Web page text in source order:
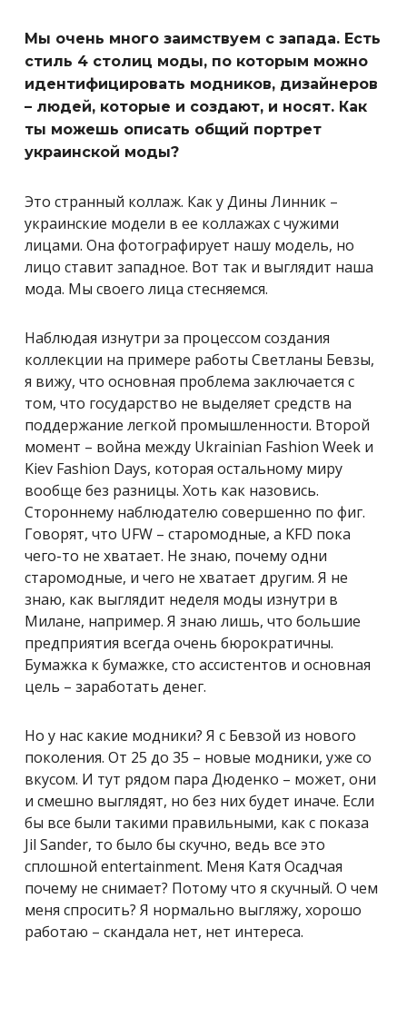
Мы очень много заимствуем с запада. Есть
стиль 4 столиц моды, по которым можно
идентифицировать модников, дизайнеров
– людей, которые и создают, и носят. Как
ты можешь описать общий портрет
украинской моды?
Это странный коллаж. Как у Дины Линник –
украинские модели в ее коллажах с чужими
лицами. Она фотографирует нашу модель, но
лицо ставит западное. Вот так и выглядит наша
мода. Мы своего лица стесняемся.
Наблюдая изнутри за процессом создания
коллекции на примере работы Светланы Бевзы,
я вижу, что основная проблема заключается с
том, что государство не выделяет средств на
поддержание легкой промышленности. Второй
момент – война между Ukrainian Fashion Week и
Kiev Fashion Days, которая остальному миру
вообще без разницы. Хоть как назовись.
Стороннему наблюдателю совершенно по фиг.
Говорят, что UFW – старомодные, а KFD пока
чего-то не хватает. Не знаю, почему одни
старомодные, и чего не хватает другим. Я не
знаю, как выглядит неделя моды изнутри в
Милане, например. Я знаю лишь, что большие
предприятия всегда очень бюрократичны.
Бумажка к бумажке, сто ассистентов и основная
цель – заработать денег.
Но у нас какие модники? Я с Бевзой из нового
поколения. От 25 до 35 – новые модники, уже со
вкусом. И тут рядом пара Дюденко – может, они
и смешно выглядят, но без них будет иначе. Если
бы все были такими правильными, как с показа
Jil Sander, то было бы скучно, ведь все это
сплошной entertainment. Меня Катя Осадчая
почему не снимает? Потому что я скучный. О чем
меня спросить? Я нормально выгляжу, хорошо
работаю – скандала нет, нет интереса.